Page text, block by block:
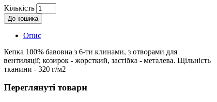
Кількість
До кошика
Опис
Кепка 100% бавовна з 6-ти клинами, з отворами для
вентиляції; козирок - жорсткий, застібка - металева. Щільність
тканини - 320 г/м2
Переглянуті товари